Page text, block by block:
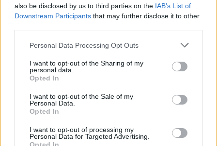
also be disclosed by us to third parties on the IAB’s List of
Downstream Participants that may further disclose it to other
Personal Data Processing Opt Outs
I want to opt-out of the Sharing of my
personal data.
Opted In
I want to opt-out of the Sale of my
Personal Data.
Opted In
I want to opt-out of processing my
Personal Data for Targeted Advertising.
18. R O O
M
19.
C I
Ò
I S
M
M I
M I
O
M O
M O
O